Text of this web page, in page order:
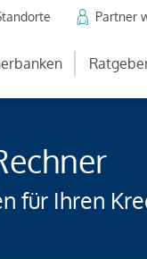
Partner
für Ihren